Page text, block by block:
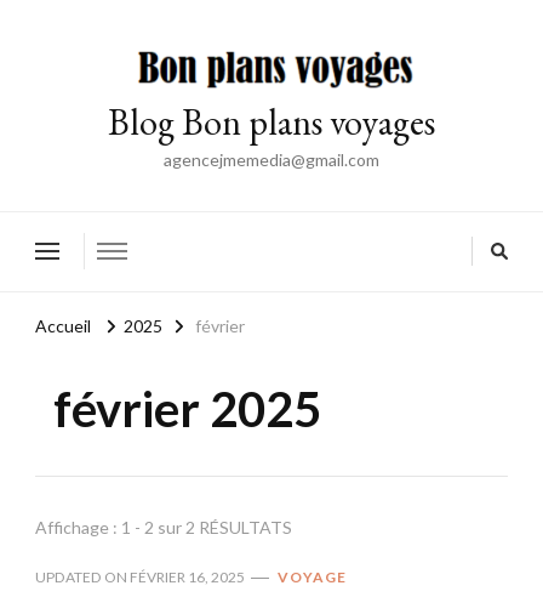
Blog Bon plans voyages
agencejmemedia@gmail.com
Accueil 2025 février
février 2025
Affichage : 1 - 2 sur 2 RÉSULTATS
UPDATED ON FÉVRIER 16, 2025 VOYAGE